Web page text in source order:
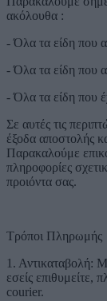
ακόλουθα :
- Όλα τα είδη που
- Όλα τα είδη που
- Όλα τα είδη που
Σε αυτές τις
έξοδα αποστολής
Παρακαλούμε
πληροφορίες
προιόντα σας.
Τρόποι Πληρωμής
1. Αντικαταβολή:
εσείς επιθυμείτε,
courier.